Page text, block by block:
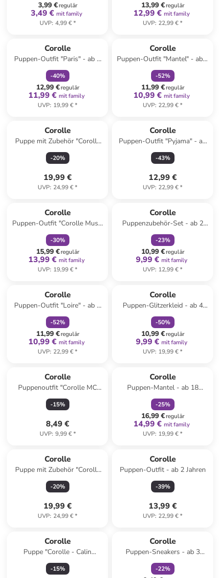
3,99 €regulär
3,49 € mit family
UVP: 4,99 €*
13,99 €regulär
12,99 € mit family
UVP: 22,99 €*
Corolle
Puppen-Outfit "Paris" - ab 2
Jahren
-40%
12,99 €regulär
11,99 € mit family
UVP: 19,99 €*
Corolle
Puppen-Outfit "Mantel" - ab 2
Jahren
-52%
11,99 €regulär
10,99 € mit family
UVP: 22,99 €*
Corolle
Puppe mit Zubehör "Corolle
CG Valentine Ballerina" - ab 4
Jahren
-20%
19,99 €
UVP: 24,99 €*
Corolle
Puppen-Outfit "Pyjama" - ab
2 Jahren
-43%
12,99 €
UVP: 22,99 €*
Corolle
Puppen-Outfit "Corolle Musik
& Fashion" - ab 4 Jahren
-30%
15,99 €regulär
13,99 € mit family
UVP: 19,99 €*
Corolle
Puppenzubehör-Set - ab 2
Jahren
-23%
10,99 €regulär
9,99 € mit family
UVP: 12,99 €*
Corolle
Puppen-Outfit "Loire" - ab 2
Jahren
-52%
11,99 €regulär
10,99 € mit family
UVP: 22,99 €*
Corolle
Puppen-Glitzerkleid - ab 4
Jahren
-50%
10,99 €regulär
9,99 € mit family
UVP: 19,99 €*
Corolle
Puppenoutfit "Corolle MC
Party Rock" in Rosa - ab 4
Jahren
-15%
8,49 €
UVP: 9,99 €*
Corolle
Puppen-Mantel - ab 18
Monaten
-25%
16,99 €regulär
14,99 € mit family
UVP: 19,99 €*
Corolle
Puppe mit Zubehör "Corolle
CG Melody Music" - ab 4
Jahren
-20%
19,99 €
UVP: 24,99 €*
Corolle
Puppen-Outfit - ab 2 Jahren
-39%
13,99 €
UVP: 22,99 €*
Corolle
Puppe "Corolle - Calin
Manon" - ab 18 Monaten
-15%
Corolle
Puppen-Sneakers - ab 3
Jahren
-22%